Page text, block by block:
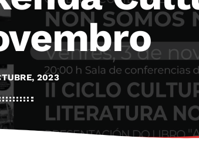
2023